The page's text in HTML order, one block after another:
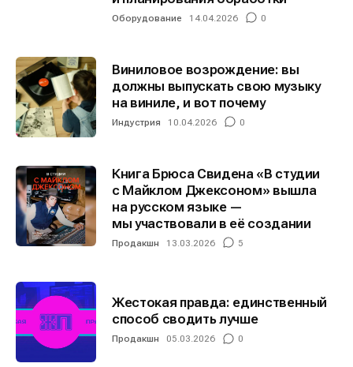
Оборудование 14.04.2026 0
Виниловое возрождение: вы
должны выпускать свою музыку
на виниле, и вот почему
Индустрия 10.04.2026 0
Книга Брюса Свидена «В студии
с Майклом Джексоном» вышла
на русском языке —
мы участвовали в её создании
Продакшн 13.03.2026 5
Жестокая правда: единственный
способ сводить лучше
Продакшн 05.03.2026 0